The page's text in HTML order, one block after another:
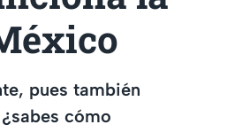
pues también
cómo